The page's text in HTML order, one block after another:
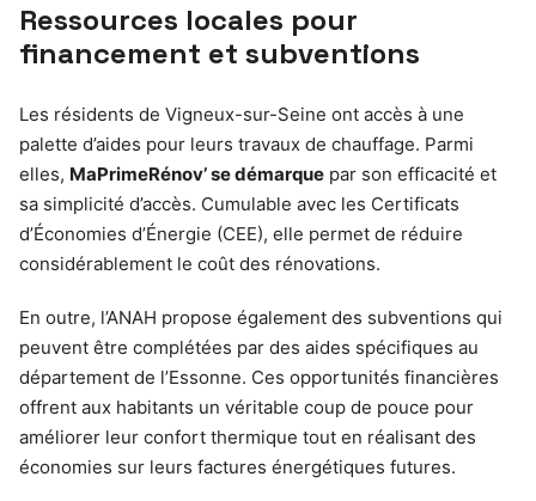
Ressources locales pour
financement et subventions
Les résidents de Vigneux-sur-Seine ont accès à une
palette d’aides pour leurs travaux de chauffage. Parmi
elles, MaPrimeRénov’ se démarque par son efficacité et
sa simplicité d’accès. Cumulable avec les Certificats
d’Économies d’Énergie (CEE), elle permet de réduire
considérablement le coût des rénovations.
En outre, l’ANAH propose également des subventions qui
peuvent être complétées par des aides spécifiques au
département de l’Essonne. Ces opportunités financières
offrent aux habitants un véritable coup de pouce pour
améliorer leur confort thermique tout en réalisant des
économies sur leurs factures énergétiques futures.